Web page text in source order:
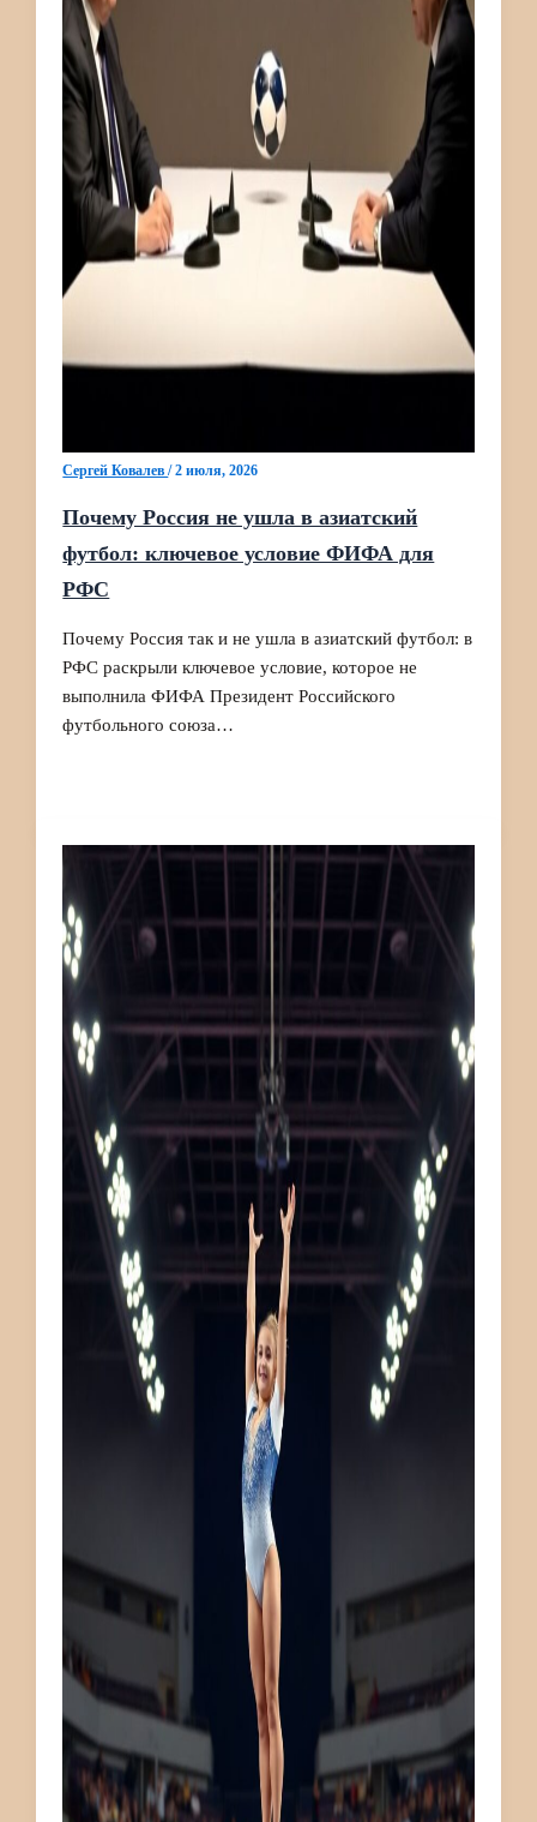
Сергей Ковалев/2 июля, 2026
Почему Россия не ушла в азиатский
футбол: ключевое условие ФИФА для
РФС
Почему Россия так и не ушла в азиатский футбол: в
РФС раскрыли ключевое условие, которое не
выполнила ФИФА Президент Российского
футбольного союза…